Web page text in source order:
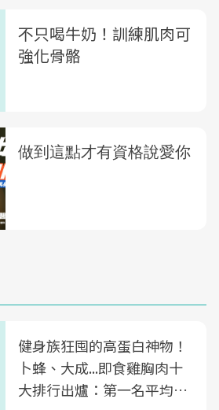
不只喝牛奶！訓練肌肉可
強化骨骼
健身族狂囤的高蛋白神物！
卜蜂、大成...即食雞胸肉十
大排行出爐：第一名平均一